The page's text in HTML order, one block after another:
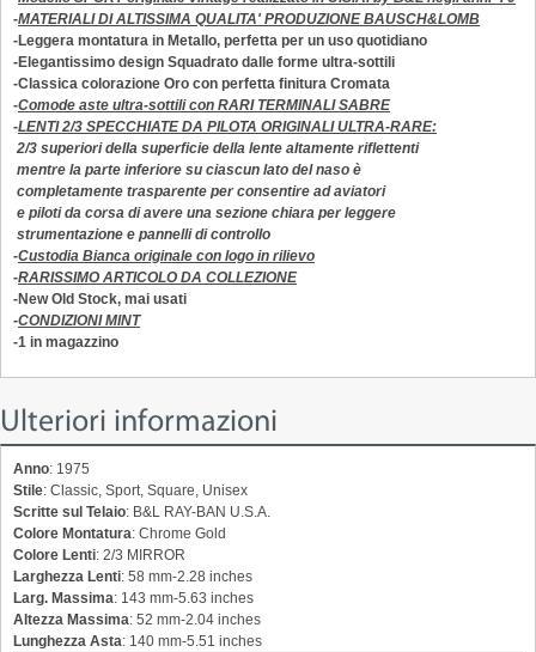
-MATERIALI DI ALTISSIMA QUALITA' PRODUZIONE BAUSCH&LOMB
-Leggera montatura in Metallo, perfetta per un uso quotidiano
-Elegantissimo design Squadrato dalle forme ultra-sottili
-Classica colorazione Oro con perfetta finitura Cromata
-Comode aste ultra-sottili con RARI TERMINALI SABRE
-LENTI 2/3 SPECCHIATE DA PILOTA ORIGINALI ULTRA-RARE:
2/3 superiori della superficie della lente altamente riflettenti
mentre la parte inferiore su ciascun lato del naso è
completamente trasparente per consentire ad aviatori
e piloti da corsa di avere una sezione chiara per leggere
strumentazione e pannelli di controllo
-Custodia Bianca originale con logo in rilievo
-RARISSIMO ARTICOLO DA COLLEZIONE
-New Old Stock, mai usati
-CONDIZIONI MINT
-1 in magazzino
Ulteriori informazioni
Anno: 1975
Stile: Classic, Sport, Square, Unisex
Scritte sul Telaio: B&L RAY-BAN U.S.A.
Colore Montatura: Chrome Gold
Colore Lenti: 2/3 MIRROR
Larghezza Lenti: 58 mm-2.28 inches
Larg. Massima: 143 mm-5.63 inches
Altezza Massima: 52 mm-2.04 inches
Lunghezza Asta: 140 mm-5.51 inches